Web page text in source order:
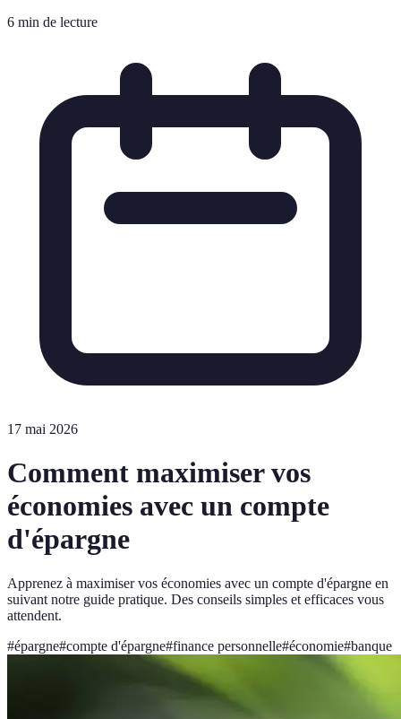
6 min de lecture
17 mai 2026
Comment maximiser vos
économies avec un compte
d'épargne
Apprenez à maximiser vos économies avec un compte d'épargne en
suivant notre guide pratique. Des conseils simples et efficaces vous
attendent.
#épargne#compte d'épargne#finance personnelle#économie#banque